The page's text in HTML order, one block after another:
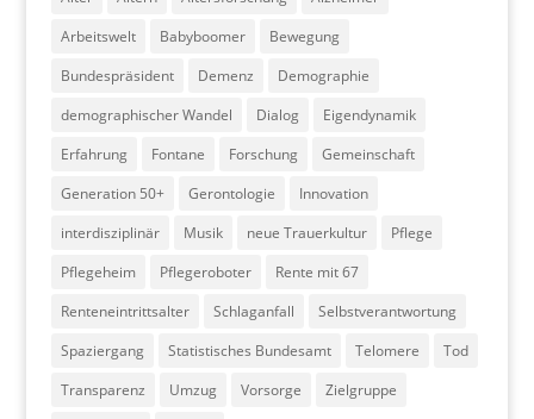
Arbeitswelt
Babyboomer
Bewegung
Bundespräsident
Demenz
Demographie
demographischer Wandel
Dialog
Eigendynamik
Erfahrung
Fontane Forschung
Gemeinschaft
Generation 50+
Gerontologie
Innovation
interdisziplinär
Musik neue Trauerkultur
Pflege
Pflegeheim
Pflegeroboter
Rente mit 67
Renteneintrittsalter
Schlaganfall
Selbstverantwortung
Spaziergang
Statistisches Bundesamt Telomere
Tod
Transparenz
Umzug Vorsorge
Zielgruppe